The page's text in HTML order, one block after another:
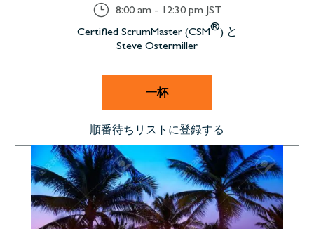
}
8:00 am - 12:30 pm JST
Certified ScrumMaster (CSM®) と
Steve Ostermiller
一杯
順番待ちリストに登録する